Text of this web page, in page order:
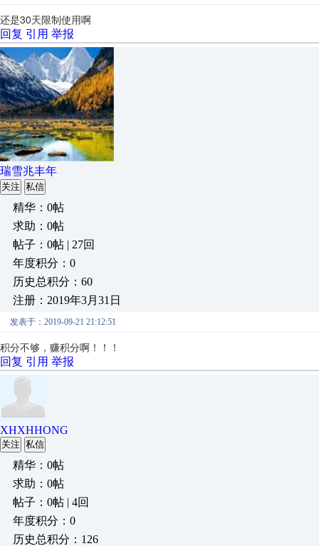
还是30天限制使用啊
回复 引用 举报
瑞雪兆丰年
关注 私信
精华：0帖
求助：0帖
帖子：0帖 | 27回
年度积分：0
历史总积分：60
注册：2019年3月31日
发表于：2019-09-21 21:12:51
积分不够，赚积分啊！！！
回复 引用 举报
XHXHHONG
关注 私信
精华：0帖
求助：0帖
帖子：0帖 | 4回
年度积分：0
历史总积分：126